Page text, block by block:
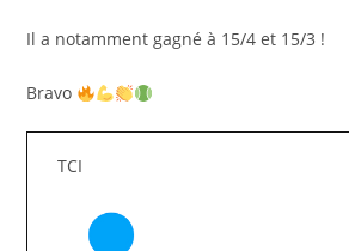
Il a notamment gagné à 15/4 et 15/3 !
Bravo
TCI